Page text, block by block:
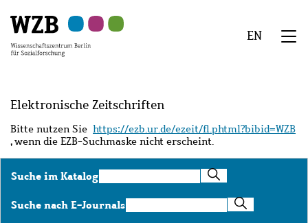
Hauptinhalt
springen
Navigation
springen
Suche
springen
Sekundärnavigation
springen
Fußzeile
springen
EN
Elektronische Zeitschriften
Bitte nutzen Sie https://ezb.ur.de/ezeit/fl.phtml?bibid=WZB
, wenn die EZB-Suchmaske nicht erscheint.
Suche im KatalogSuche
im
Katalog
Suche nach E-JournalsSuche
nach